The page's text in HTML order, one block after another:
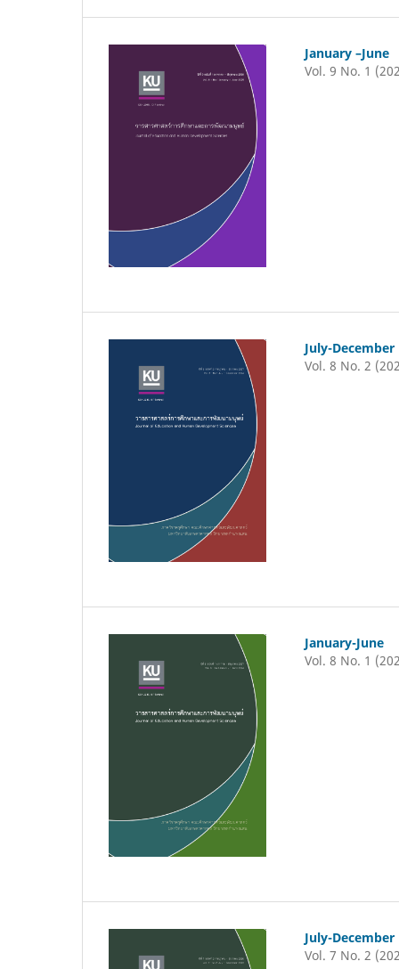
January –June
Vol. 9 No. 1
July-December
Vol. 8 No. 2
January-June
Vol. 8 No. 1
July-December
Vol. 7 No. 2